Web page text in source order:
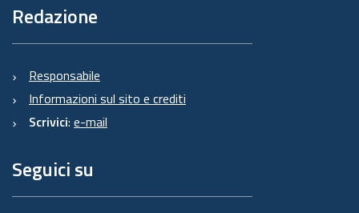
Redazione
Responsabile
Informazioni sul sito e crediti
Scrivici: e-mail
Seguici su